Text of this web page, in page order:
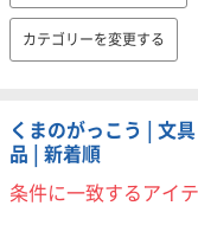
カテゴリーを変更する
くまのがっこう | 文
品 | 新着順
条件に一致するアイ